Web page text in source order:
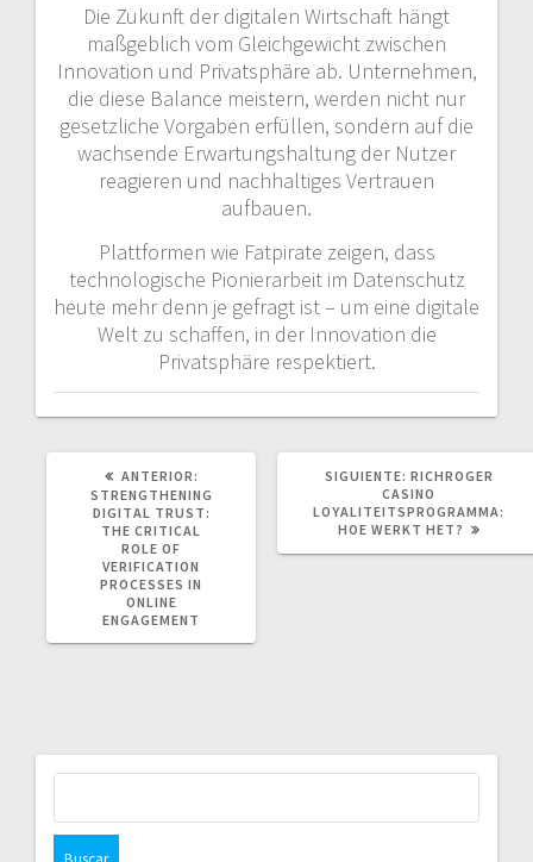
Die Zukunft der digitalen Wirtschaft hängt
maßgeblich vom Gleichgewicht zwischen
Innovation und Privatsphäre ab. Unternehmen,
die diese Balance meistern, werden nicht nur
gesetzliche Vorgaben erfüllen, sondern auf die
wachsende Erwartungshaltung der Nutzer
reagieren und nachhaltiges Vertrauen
aufbauen.
Plattformen wie Fatpirate zeigen, dass
technologische Pionierarbeit im Datenschutz
heute mehr denn je gefragt ist – um eine digitale
Welt zu schaffen, in der Innovation die
Privatsphäre respektiert.
ANTERIOR:
ANTERIOR:
STRENGTHENING
DIGITAL TRUST:
THE CRITICAL
ROLE OF
VERIFICATION
PROCESSES IN
ONLINE
ENGAGEMENT
SIGUIENTE: SIGUIENTE
POST:
RICHROGER
CASINO
LOYALITEITSPROGRAMMA:
HOE WERKT HET?